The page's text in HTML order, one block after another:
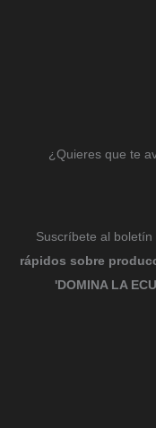
¿Quieres que te
Suscríbete al boletín
rápidos sobre
'DOMINA LA